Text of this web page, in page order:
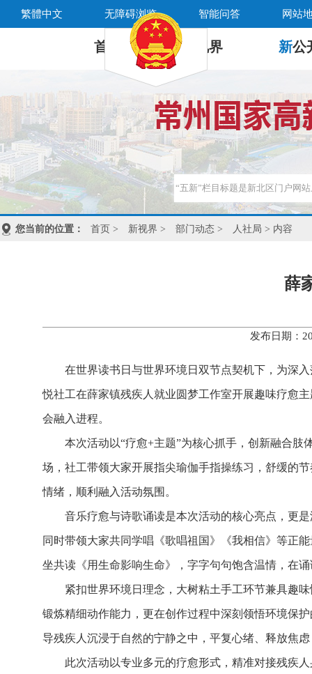
繁體中文 无障碍浏览 智能问答 网站
首 页 新 视界 新公
您当前的位置： 首页 > 新视界 > 部门动态 > 人社局 > 内容
薛
发布日期：
在世界读书日与世界环境日双节点契机下，为深
悦社工在薛家镇残疾人就业圆梦工作室开展趣味疗愈
会融入进程。
本次活动以“疗愈+主题”为核心抓手，创新融合
场，社工带领大家开展指尖瑜伽手指操练习，舒缓的
情绪，顺利融入活动氛围。
音乐疗愈与诗歌诵读是本次活动的核心亮点，更
同时带领大家共同学唱《歌唱祖国》《我相信》等正
坐共读《用生命影响生命》，字字句句饱含温情，在
紧扣世界环境日理念，大树粘土手工环节兼具趣
锻炼精细动作能力，更在创作过程中深刻领悟环境保
导残疾人沉浸于自然的宁静之中，平复心绪、释放焦
此次活动以专业多元的疗愈形式，精准对接残疾